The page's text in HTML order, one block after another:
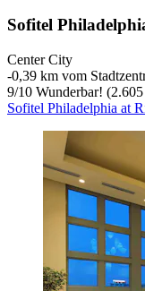
Sofitel
Center City
‐0,39 km vom
9/10 Wunderbar!
Sofitel Philadelphia at